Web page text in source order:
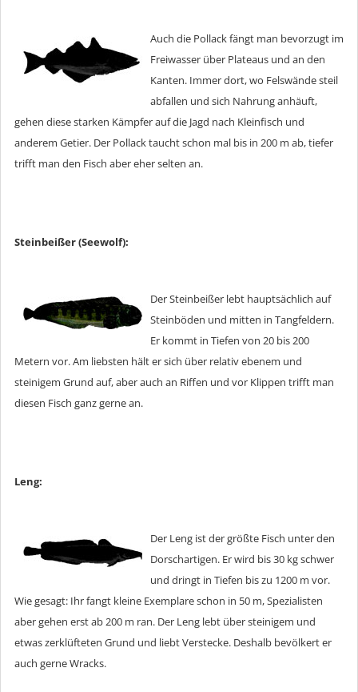
Auch die Pollack fängt man bevorzugt im
Freiwasser über Plateaus und an den
Kanten. Immer dort, wo Felswände steil
abfallen und sich Nahrung anhäuft,
gehen diese starken Kämpfer auf die Jagd nach Kleinfisch und
anderem Getier. Der Pollack taucht schon mal bis in 200 m ab, tiefer
trifft man den Fisch aber eher selten an.
Steinbeißer (Seewolf):
Der Steinbeißer lebt hauptsächlich auf
Steinböden und mitten in Tangfeldern.
Er kommt in Tiefen von 20 bis 200
Metern vor. Am liebsten hält er sich über relativ ebenem und
steinigem Grund auf, aber auch an Riffen und vor Klippen trifft man
diesen Fisch ganz gerne an.
Leng:
Der Leng ist der größte Fisch unter den
Dorschartigen. Er wird bis 30 kg schwer
und dringt in Tiefen bis zu 1200 m vor.
Wie gesagt: Ihr fangt kleine Exemplare schon in 50 m, Spezialisten
aber gehen erst ab 200 m ran. Der Leng lebt über steinigem und
etwas zerklüfteten Grund und liebt Verstecke. Deshalb bevölkert er
auch gerne Wracks.